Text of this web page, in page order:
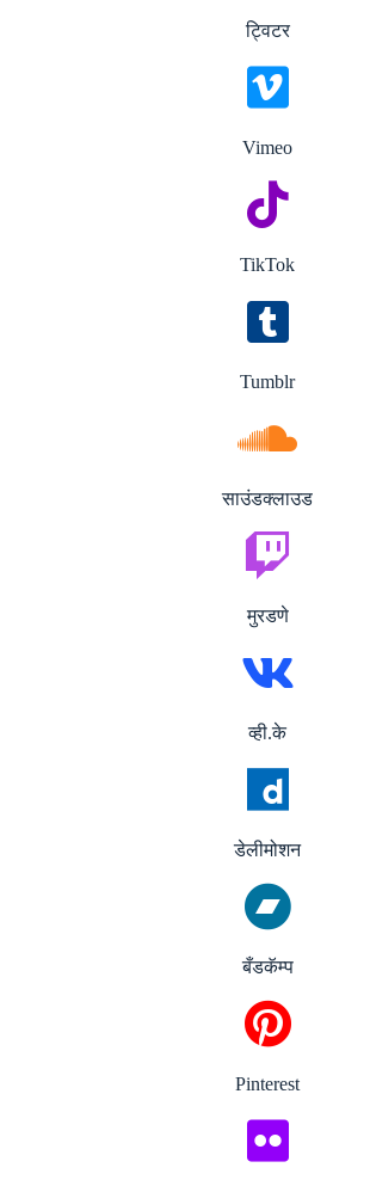
ट्विटर
Vimeo
TikTok
Tumblr
साउंडक्लाउड
मुरडणे
व्ही.के
डेलीमोशन
बँडकॅम्प
Pinterest